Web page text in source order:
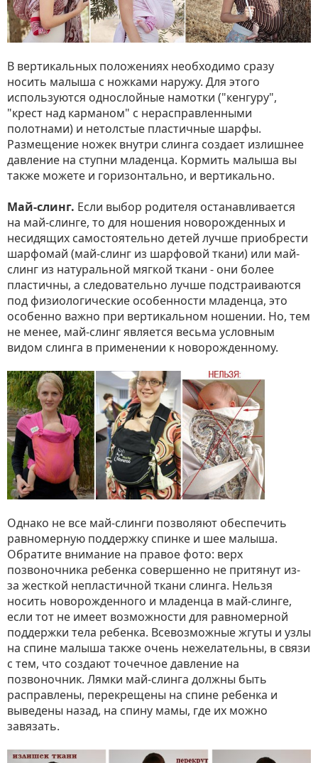
В вертикальных положениях необходимо сразу
носить малыша с ножками наружу. Для этого
используются однослойные намотки ("кенгуру",
"крест над карманом" с нерасправленными
полотнами) и нетолстые пластичные шарфы.
Размещение ножек внутри слинга создает излишнее
давление на ступни младенца. Кормить малыша вы
также можете и горизонтально, и вертикально.
Май-слинг. Если выбор родителя останавливается
на май-слинге, то для ношения новорожденных и
несидящих самостоятельно детей лучше приобрести
шарфомай (май-слинг из шарфовой ткани) или май-
слинг из натуральной мягкой ткани - они более
пластичны, а следовательно лучше подстраиваются
под физиологические особенности младенца, это
особенно важно при вертикальном ношении. Но, тем
не менее, май-слинг является весьма условным
видом слинга в применении к новорожденному.
Однако не все май-слинги позволяют обеспечить
равномерную поддержку спинке и шее малыша.
Обратите внимание на правое фото: верх
позвоночника ребенка совершенно не притянут из-
за жесткой непластичной ткани слинга. Нельзя
носить новорожденного и младенца в май-слинге,
если тот не имеет возможности для равномерной
поддержки тела ребенка. Всевозможные жгуты и узлы
на спине малыша также очень нежелательны, в связи
с тем, что создают точечное давление на
позвоночник. Лямки май-слинга должны быть
расправлены, перекрещены на спине ребенка и
выведены назад, на спину мамы, где их можно
завязать.